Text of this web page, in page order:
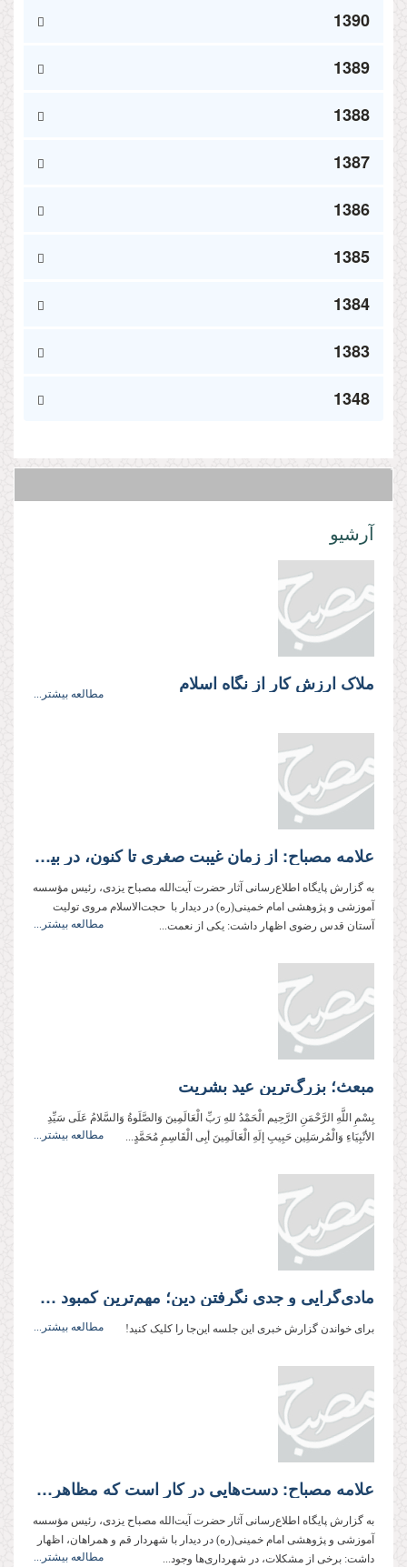
1390
1389
1388
1387
1386
1385
1384
1383
1348
آرشیو
ملاک ارزش کار از نگاه اسلام مطالعه بیشتر...
علامه مصباح: از زمان غیبت صغری تا کنون، در بین بزرگان شاخص کسی به جامعیت مقام معظم رهبری را نمی‌توان یافت
به گزارش پایگاه اطلاع‌رسانی آثار حضرت آیت‌الله مصباح یزدی، رئیس مؤسسه
آموزشی و پژوهشی امام خمینی(ره) در دیدار با حجت‌الاسلام مروی تولیت
آستان قدس رضوی اظهار داشت: یکی از نعمت...
مطالعه بیشتر...
مبعث؛ بزرگ‌ترین عید بشریت
بِسْمِ اللَّهِ الرَّحْمَنِ الرَّحِیم الْحَمْدُ للهِ رَبِّ الْعَالَمِینَ وَالصَّلَوةُ وَالسَّلامُ عَلَی سَیِّدِ
الأنْبِیَاءِ وَالْمُرسَلِین حَبِیبِ إلَهِ الْعَالَمِینَ أبِی الْقَاسِمِ مُحَمَّدٍ...
مطالعه بیشتر...
مادی‌گرایی و جدی‌ نگرفتن دین؛ مهم‌ترین کمبود عمومی دنیا
برای خواندن گزارش خبری این‌ جلسه این‌‌جا را کلیک‌ کنید! مطالعه بیشتر...
علامه مصباح: دست‌هایی در کار است که مظاهر فساد را به خصوص در شهر مقدس قم، ترویج کنند
به گزارش پایگاه اطلاع‌رسانی آثار حضرت آیت‌الله مصباح یزدی، رئیس مؤسسه
آموزشی و پژوهشی امام خمینی(ره) در دیدار با شهردار قم و همراهان، اظهار
داشت: برخی از مشکلات، در شهرداری‌ها وجود...
مطالعه بیشتر...